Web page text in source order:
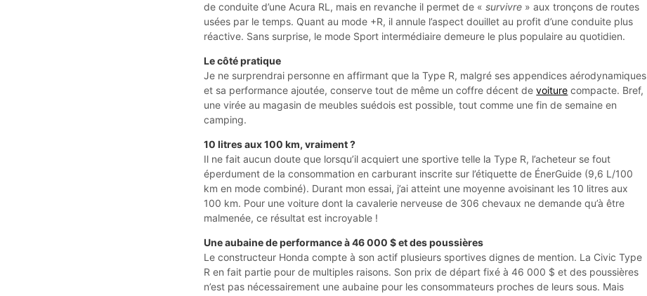
de conduite d’une Acura RL, mais en revanche il permet de «survivre » aux tronçons de routes
usées par le temps. Quant au mode +R, il annule l’aspect douillet au profit d’une conduite plus
réactive. Sans surprise, le mode Sport intermédiaire demeure le plus populaire au quotidien.
Le côté pratique
Je ne surprendrai personne en affirmant que la Type R, malgré ses appendices aérodynamiques
et sa performance ajoutée, conserve tout de même un coffre décent devoiture compacte. Bref,
une virée au magasin de meubles suédois est possible, tout comme une fin de semaine en
camping.
10 litres aux 100 km, vraiment ?
Il ne fait aucun doute que lorsqu’il acquiert une sportive telle la Type R, l’acheteur se fout
éperdument de la consommation en carburant inscrite sur l’étiquette de ÉnerGuide (9,6 L/100
km en mode combiné). Durant mon essai, j’ai atteint une moyenne avoisinant les 10 litres aux
100 km. Pour une voiture dont la cavalerie nerveuse de 306 chevaux ne demande qu’à être
malmenée, ce résultat est incroyable !
Une aubaine de performance à 46 000 $ et des poussières
Le constructeur Honda compte à son actif plusieurs sportives dignes de mention. La Civic Type
R en fait partie pour de multiples raisons. Son prix de départ fixé à 46 000 $ et des poussières
n’est pas nécessairement une aubaine pour les consommateurs proches de leurs sous. Mais